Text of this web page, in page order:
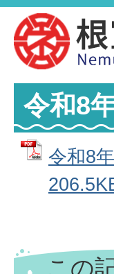
令和8
令和8
この